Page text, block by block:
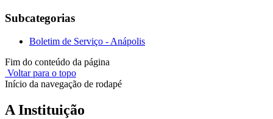
Subcategorias
Boletim de Serviço - Anápolis
Fim do conteúdo da página
Voltar para o topo
Início da navegação de rodapé
A Instituição